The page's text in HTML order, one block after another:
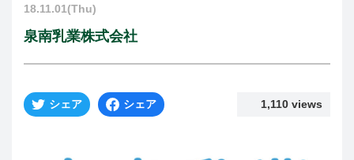
18.11.01(Thu)
泉南乳業株式会社
シェア シェア 1,110 views